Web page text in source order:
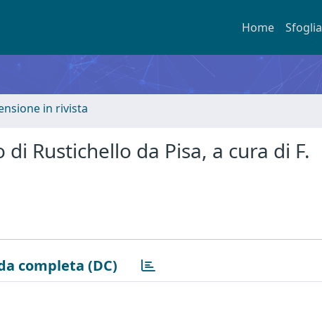
Home Sfoglia
in rivista
Rustichello da Pisa, a cura di F.
completa (DC)